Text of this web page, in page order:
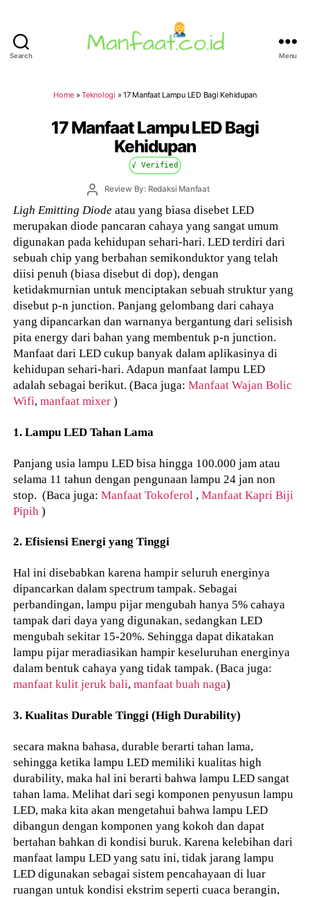
Search Menu
Home »Teknologi »17 Manfaat Lampu LED Bagi Kehidupan
17 Manfaat Lampu LED Bagi
Kehidupan
√ Verified
PostReview By: Redaksi Manfaat
Ligh Emitting Diode atau yang biasa disebet LED
merupakan diode pancaran cahaya yang sangat umum
digunakan pada kehidupan sehari-hari. LED terdiri dari
sebuah chip yang berbahan semikonduktor yang telah
diisi penuh (biasa disebut di dop), dengan
ketidakmurnian untuk menciptakan sebuah struktur yang
disebut p-n junction. Panjang gelombang dari cahaya
yang dipancarkan dan warnanya bergantung dari selisish
pita energy dari bahan yang membentuk p-n junction.
Manfaat dari LED cukup banyak dalam aplikasinya di
kehidupan sehari-hari. Adapun manfaat lampu LED
adalah sebagai berikut. (Baca juga:Manfaat Wajan Bolic
Wifi,manfaat mixer)
1. Lampu LED Tahan Lama
Panjang usia lampu LED bisa hingga 100.000 jam atau
selama 11 tahun dengan pengunaan lampu 24 jan non
stop. (Baca juga:Manfaat Tokoferol ,Manfaat Kapri Biji
Pipih)
2. Efisiensi Energi yang Tinggi
Hal ini disebabkan karena hampir seluruh energinya
dipancarkan dalam spectrum tampak. Sebagai
perbandingan, lampu pijar mengubah hanya 5% cahaya
tampak dari daya yang digunakan, sedangkan LED
mengubah sekitar 15-20%. Sehingga dapat dikatakan
lampu pijar meradiasikan hampir keseluruhan energinya
dalam bentuk cahaya yang tidak tampak. (Baca juga:
manfaat kulit jeruk bali,manfaat buah naga)
3. Kualitas Durable Tinggi (High Durability)
secara makna bahasa, durable berarti tahan lama,
sehingga ketika lampu LED memiliki kualitas high
durability, maka hal ini berarti bahwa lampu LED sangat
tahan lama. Melihat dari segi komponen penyusun lampu
LED, maka kita akan mengetahui bahwa lampu LED
dibangun dengan komponen yang kokoh dan dapat
bertahan bahkan di kondisi buruk. Karena kelebihan dari
manfaat lampu LED yang satu ini, tidak jarang lampu
LED digunakan sebagai sistem pencahayaan di luar
ruangan untuk kondisi ekstrim seperti cuaca berangin,